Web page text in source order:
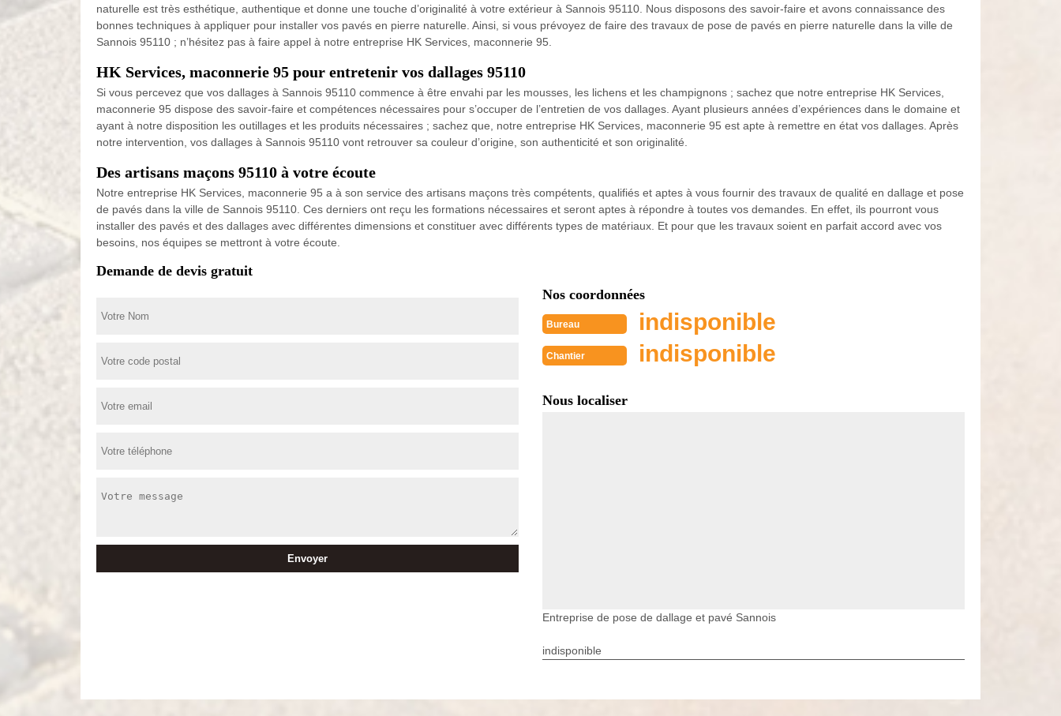
naturelle est très esthétique, authentique et donne une touche d’originalité à votre extérieur à Sannois 95110. Nous disposons des savoir-faire et avons connaissance des
bonnes techniques à appliquer pour installer vos pavés en pierre naturelle. Ainsi, si vous prévoyez de faire des travaux de pose de pavés en pierre naturelle dans la ville de
Sannois 95110 ; n’hésitez pas à faire appel à notre entreprise HK Services, maconnerie 95.
HK Services, maconnerie 95 pour entretenir vos dallages 95110
Si vous percevez que vos dallages à Sannois 95110 commence à être envahi par les mousses, les lichens et les champignons ; sachez que notre entreprise HK Services,
maconnerie 95 dispose des savoir-faire et compétences nécessaires pour s’occuper de l’entretien de vos dallages. Ayant plusieurs années d’expériences dans le domaine et
ayant à notre disposition les outillages et les produits nécessaires ; sachez que, notre entreprise HK Services, maconnerie 95 est apte à remettre en état vos dallages. Après
notre intervention, vos dallages à Sannois 95110 vont retrouver sa couleur d’origine, son authenticité et son originalité.
Des artisans maçons 95110 à votre écoute
Notre entreprise HK Services, maconnerie 95 a à son service des artisans maçons très compétents, qualifiés et aptes à vous fournir des travaux de qualité en dallage et pose
de pavés dans la ville de Sannois 95110. Ces derniers ont reçu les formations nécessaires et seront aptes à répondre à toutes vos demandes. En effet, ils pourront vous
installer des pavés et des dallages avec différentes dimensions et constituer avec différents types de matériaux. Et pour que les travaux soient en parfait accord avec vos
besoins, nos équipes se mettront à votre écoute.
Demande de devis gratuit
Nos coordonnées
Bureau indisponible
Chantier indisponible
Nous localiser
Entreprise de pose de dallage et pavé Sannois
indisponible